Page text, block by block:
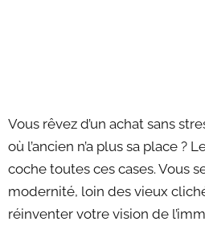
Vous rêvez d’un achat sans
où l’ancien n’a plus sa place ?
coche toutes ces cases. Vous
modernité, loin des vieux
réinventer votre vision de